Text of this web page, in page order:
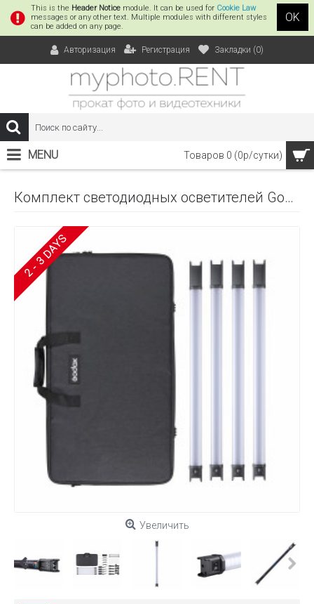
This is the Header Notice module. It can be used for Cookie Law
messages or any other text. Multiple modules with different styles
can be added on any page.
OK
Авторизация Регистрация Закладки (0)
Товаров 0 (0р/сутки)
MENU
Комплект светодиодных осветителей Godox TL60*4 kit для видеосъемки
2 - 3 DAYS
Увеличить